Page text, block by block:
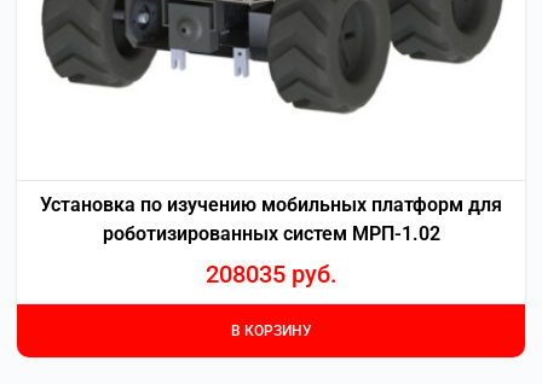
Установка по изучению мобильных платформ для
роботизированных систем МРП-1.02
208035 руб.
В КОРЗИНУ